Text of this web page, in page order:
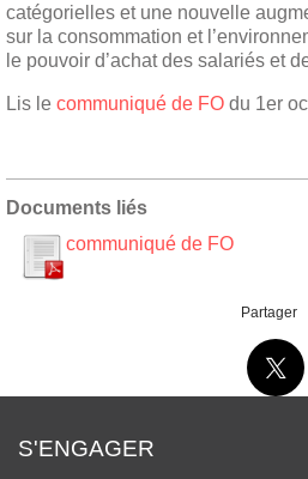
catégorielles et une nouvelle
sur la consommation et
le pouvoir d’achat des salariés et
Lis le communiqué de FO du 1er
Documents liés
communiqué de FO
Partager
S'ENGAGER